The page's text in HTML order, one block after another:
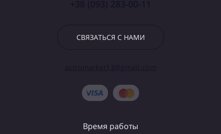
СВЯЗАТЬСЯ С НАМИ
Время работы